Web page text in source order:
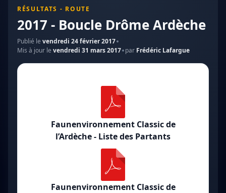
RÉSULTATS - ROUTE
2017 - Boucle Drôme Ardèche
Publié le vendredi 24 février 2017
Mis à jour le vendredi 31 mars 2017 par Frédéric Lafargue
Faunenvironnement Classic de
l’Ardèche - Liste des Partants
Faunenvironnement Classic de